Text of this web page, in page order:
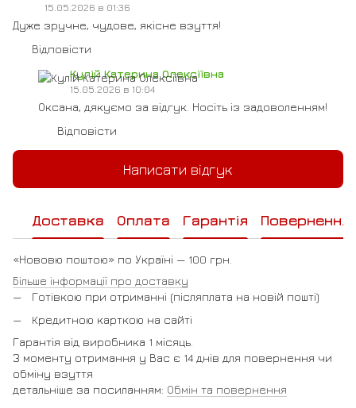
15.05.2026 в 01:36
Дуже зручне, чудове, якісне взуття!
Відповісти
Кулій Катерина Олексіївна
15.05.2026 в 10:04
Оксана, дякуємо за відгук. Носіть із задоволенням!
Відповісти
Написати відгук
Доставка Оплата Гарантія Повернення
«Нововю поштою» по Україні — 100 грн.
Більше інформації про доставку
Готівкою при отриманні (післяплата на новій пошті)
Кредитною карткою на сайті
Гарантія від виробника 1 місяць.
З моменту отримання у Вас є 14 днів для повернення чи
обміну взуття
детальніше за посиланням: Обмін та повернення